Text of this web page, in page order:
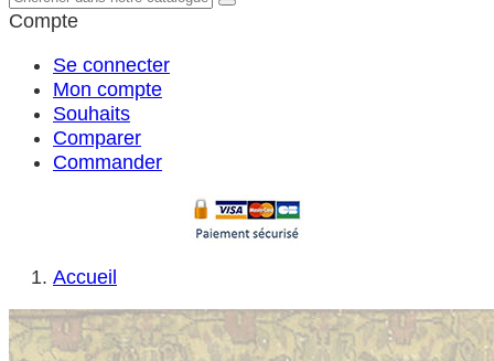
Compte
Se connecter
Mon compte
Souhaits
Comparer
Commander
Accueil